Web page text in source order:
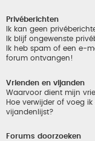
Privéberichten
Ik kan geen
Ik blijf ongewenste
Ik heb spam of een e-
forum ontvangen!
Vrienden en vijanden
Waarvoor dient mijn
Hoe verwijder of voeg
vijandenlijst?
Forums doorzoeken